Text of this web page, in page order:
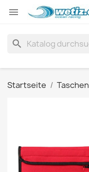

search
Startseite Taschen